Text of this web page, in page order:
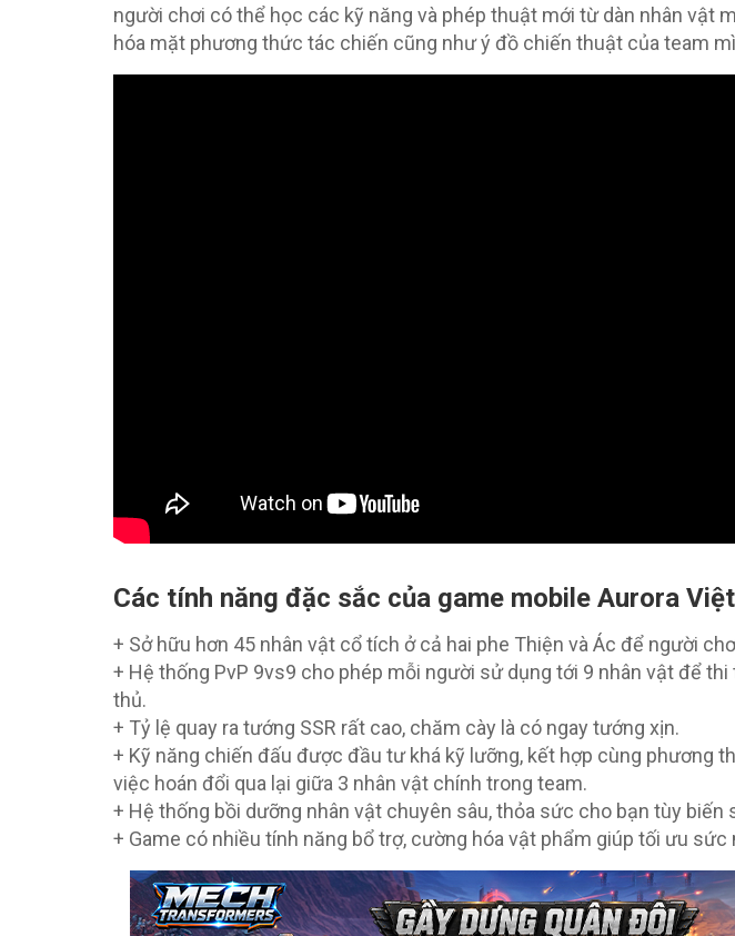
người chơi có thể học các kỹ năng và phép thuật mới từ dàn nhân vật
hóa mặt phương thức tác chiến cũng như ý đồ chiến thuật của team
Các tính năng đặc sắc của game mobile Aurora
+ Sở hữu hơn 45 nhân vật cổ tích ở cả hai phe Thiện và Ác để người
+ Hệ thống PvP 9vs9 cho phép mỗi người sử dụng tới 9 nhân vật để
thủ.
+ Tỷ lệ quay ra tướng SSR rất cao, chăm cày là có ngay tướng xịn.
+ Kỹ năng chiến đấu được đầu tư khá kỹ lưỡng, kết hợp cùng phương
việc hoán đổi qua lại giữa 3 nhân vật chính trong team.
+ Hệ thống bồi dưỡng nhân vật chuyên sâu, thỏa sức cho bạn tùy biến
+ Game có nhiều tính năng bổ trợ, cường hóa vật phẩm giúp tối ưu